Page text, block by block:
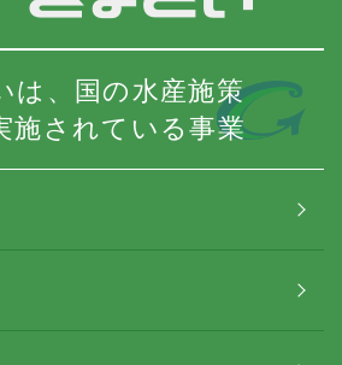
は、国の水産施策
施されている事業